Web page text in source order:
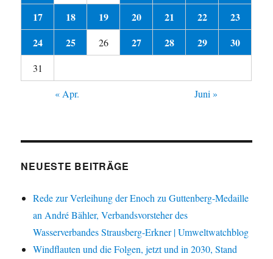
17 18 19 20 21 22
23
24
25 26 27 28 29 30
31
« Apr.
Juni »
NEUESTE BEITRÄGE
Rede zur Verleihung der Enoch zu Guttenberg-Medaille
an André Bähler, Verbandsvorsteher des
Wasserverbandes Strausberg-Erkner | Umweltwatchblog
Windflauten und die Folgen, jetzt und in 2030, Stand